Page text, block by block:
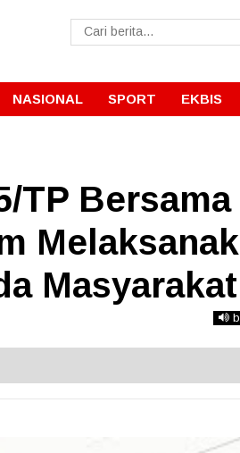
NASIONAL SPORT EKBIS
TP Bersama
Masyarakat